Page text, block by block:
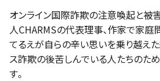
オンライン国際詐欺の注意喚起と被
人CHARMSの代表理事、作家で家庭
てるえが自らの辛い思いを乗り越え
ス詐欺の後苦しんでいる人たちのた
す。